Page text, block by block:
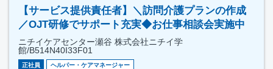
【サービス提供責任者】＼訪問介護プランの作成
／OJT研修でサポート充実◆お仕事相談会実施中
ニチイケアセンター瀬谷 株式会社ニチイ学
館/B514N40I33F01
正社員 ヘルパー・ケアマネージャー